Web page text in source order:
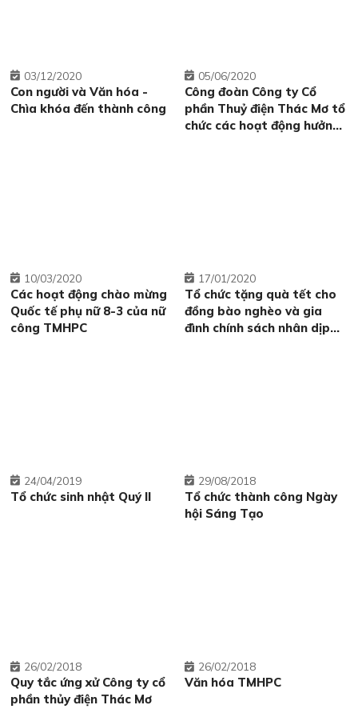
Con người và Văn hóa -
Chìa khóa đến thành công
03 12/2020
Công đoàn Công ty Cổ
phần Thuỷ điện Thác Mơ tổ
chức các hoạt động hưởng
05 06/2020
Các hoạt động chào mừng
Quốc tế phụ nữ 8-3 của nữ
công TMHPC
10 03/2020
Tổ chức tặng quà tết cho
đồng bào nghèo và gia
đình chính sách nhân dịp
17 01/2020
Tổ chức sinh nhật Quý II
24 04/2019
Tổ chức thành công Ngày
hội Sáng Tạo
29 08/2018
Quy tắc ứng xử Công ty cổ
phần thủy điện Thác Mơ
26 02/2018
Văn hóa TMHPC
26 02/2018